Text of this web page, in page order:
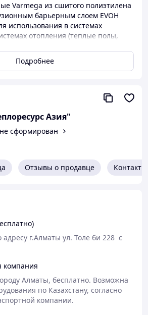
Varmega из сшитого полиэтилена
барьерным слоем EVOH
использования в системах
отопления (теплые полы,
применяться в качестве
для
шероховатость поверхности,
Благодаря повышенной гибкости
количество соединителей и
очередь, повышает надежность
или пресс-фитингов.
требования DIN 4726 (0,1
в бухтах по 200 м и 500 м.
длины бухт составляет ±1%.
в красном цвете.
Подробнее
Азия"
сформирован
Отзывы о продавце Контакты
(Бесплатно)
г.Алматы ул. Толе би 228  с
компания
Алматы, бесплатно. Возможна
по Казахстану, согласно
компании.